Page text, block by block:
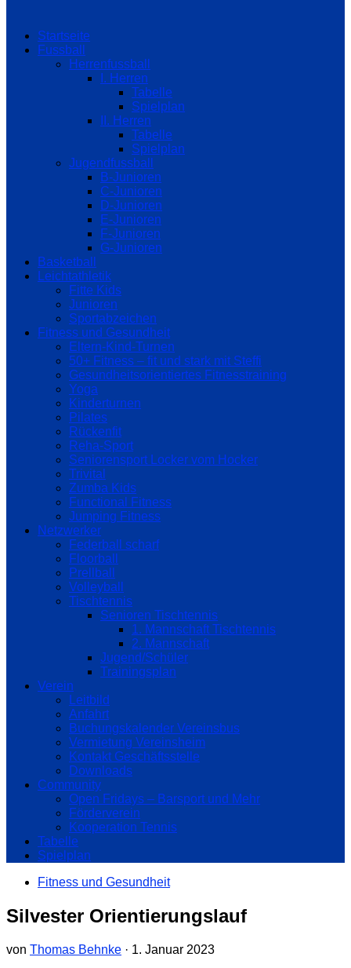
Startseite
Fussball
Herrenfussball
I. Herren
Tabelle
Spielplan
II. Herren
Tabelle
Spielplan
Jugendfussball
B-Junioren
C-Junioren
D-Junioren
E-Junioren
F-Junioren
G-Junioren
Basketball
Leichtathletik
Fitte Kids
Junioren
Sportabzeichen
Fitness und Gesundheit
Eltern-Kind-Turnen
50+ Fitness – fit und stark mit Steffi
Gesundheitsorientiertes Fitnesstraining
Yoga
Kinderturnen
Pilates
Rückenfit
Reha-Sport
Seniorensport Locker vom Hocker
Trivital
Zumba Kids
Functional Fitness
Jumping Fitness
Netzwerker
Federball scharf
Floorball
Prellball
Volleyball
Tischtennis
Senioren Tischtennis
1. Mannschaft Tischtennis
2. Mannschaft
Jugend/Schüler
Trainingsplan
Verein
Leitbild
Anfahrt
Buchungskalender Vereinsbus
Vermietung Vereinsheim
Kontakt Geschäftsstelle
Downloads
Community
Open Fridays – Barsport und Mehr
Förderverein
Kooperation Tennis
Tabelle
Spielplan
Fitness und Gesundheit
Silvester Orientierungslauf
von Thomas Behnke · 1. Januar 2023